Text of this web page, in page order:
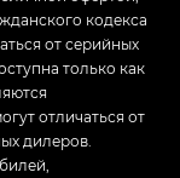
кодекса
от серийных
только как
отличаться от
дилеров.